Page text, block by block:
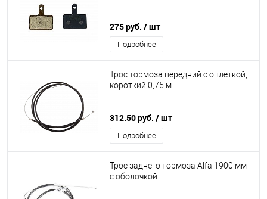
275 руб. / шт
Подробнее
Трос тормоза передний с оплеткой,
короткий 0,75 м
312.50 руб. / шт
Подробнее
Трос заднего тормоза Alfa 1900 мм
с оболочкой